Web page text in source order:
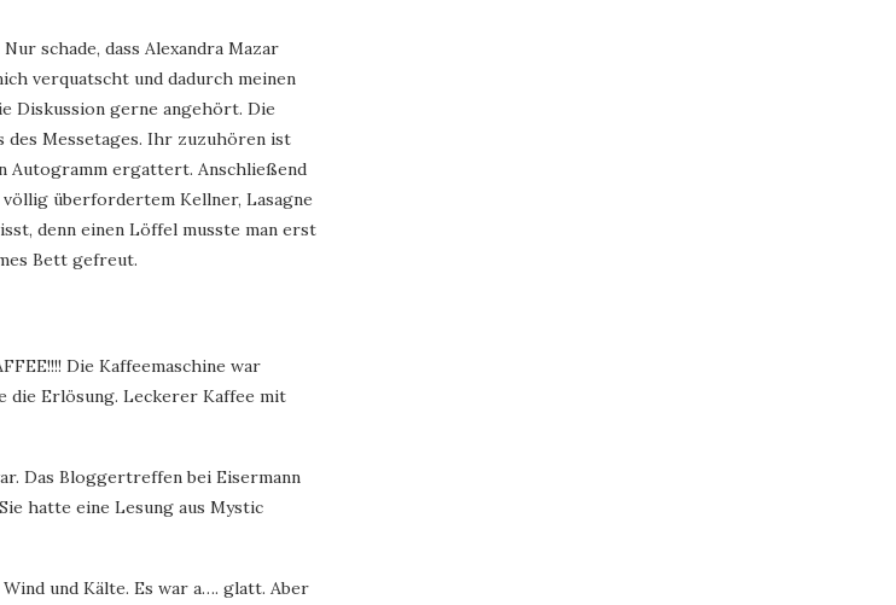
schade, dass Alexandra Mazar
verquatscht und dadurch meinen
Diskussion gerne angehört. Die
Messetages. Ihr zuzuhören ist
Autogramm ergattert. Anschließend
überfordertem Kellner, Lasagne
denn einen Löffel musste man erst
Bett gefreut.
Die Kaffeemaschine war
die Erlösung. Leckerer Kaffee mit
Das Bloggertreffen bei Eisermann
hatte eine Lesung aus Mystic
und Kälte. Es war a…. glatt. Aber